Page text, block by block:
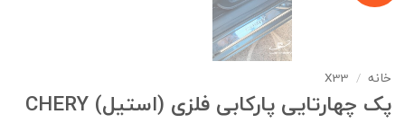
خانه /
X33
پک چهارتایی پارکابی فلزی (استیل) CHERY